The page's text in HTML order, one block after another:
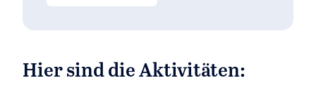
Hier sind die Aktivitäten: